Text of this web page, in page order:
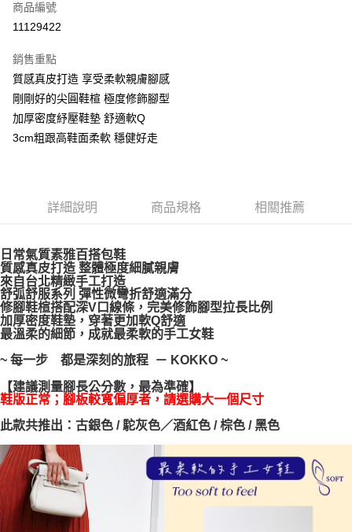
LINE Pay
街口支付
悠遊付
AFTEE先享後付
便利好安心！
１．簡單：不需註冊會員、不需綁卡、不需儲值。
【「AFTEE先享後付」結帳流程】
１．於結帳方式選擇「AFTEE先享後付」後，將跳轉至「AFTEE先享後付」
結帳頁面，進行簡訊認證並確認金額後，即可完成結帳。
２．訂單成立數日內，您將收到繳費通知簡訊。
３．收到繳費通知簡訊後14天內，點擊此簡訊中的連結，可透過四大超商／
ATM／網路銀行／等多元方式進行付款，方視為交易完成。
※ 請注意：結帳手續完成當下不需立刻繳費，但若您需要取消訂單，請聯絡
購買商品的店家。未經商家同意取消之訂單仍視為有效，需透過AFTEE先享
後付繳納相關費用。
※ 交易是否成功請以「AFTEE先享後付 」之結帳頁面顯示為準，若有關於
客戶支援中心」https://netprotections.freshdesk.com/support/home
【注意事項】
１．透過由恩沛科技股份有限公司提供之「AFTEE先享後付」服務完成之交
易，需依本服務之必要範圍內提供個人資料，並將交易相關給付款項請求債
權轉讓予恩沛科技股份有限公司。
２．關於個人資料處理事宜，請瀏覽以下網址：
https://aftee.tw/terms/#terms3
宅配通
每筆NT$100，滿NT$999(含以上)免運費
商品編號
11129422
銷售重點
質感真皮打造 享受柔軟親膚腳感
剛剛好的尖圓鞋楦 極度修飾腳型
加厚密度紓壓鞋墊 舒適軟Q
3cm粗跟高鞋面柔軟 穩健好走
詳細說明 商品規格 相關推薦
日常氣質素雅百搭包鞋
質感真皮打造 整體極度細膩親膚
來自台北精緻手工打造
舒弧舒服系列 彈性微彎折舒適滿分
修腳鞋楦搭配深V口線條，完美修飾腳型拉長比例
加厚密度鞋墊，穿著更加軟Q舒適
最溫柔的細節，成就最柔軟的手工女鞋
~ 每一步 都是深刻的旅程 － KOKKO ~
【建議測量腳長公分數，最為準確】
鞋版正常；腳板較寬偏厚者，請選購大一個尺寸
此款共推出：古銀色 / 駝灰色／酒紅色 / 棕色 / 黑色